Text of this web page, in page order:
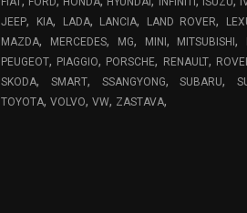
JEEP, KIA, LADA, LANCIA, LAND ROVER,
MAZDA, MERCEDES, MG, MINI , MITSUBISHI,
PEUGEOT, PIAGGIO, PORSCHE, RENAULT,
SKODA, SMART, SSANGYONG,SUBARU,
TOYOTA,VOLVO,VW, ZASTAVA,